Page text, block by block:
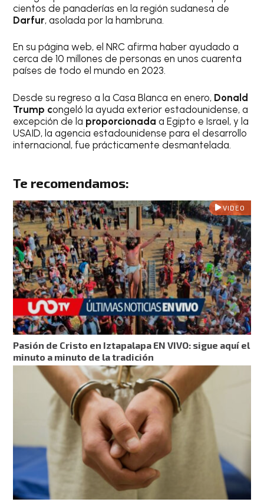
cientos de panaderías en la región sudanesa de
Darfur, asolada por la hambruna.
En su página web, el NRC afirma haber ayudado a
cerca de 10 millones de personas en unos cuarenta
países de todo el mundo en 2023.
Desde su regreso a la Casa Blanca en enero, Donald
Trump congeló la ayuda exterior estadounidense, a
excepción de la proporcionadaa Egipto e Israel, y la
USAID, la agencia estadounidense para el desarrollo
internacional, fue prácticamente desmantelada.
Te recomendamos:
VIDEO
Pasión de Cristo en Iztapalapa EN VIVO: sigue aquí el
minuto a minuto de la tradición